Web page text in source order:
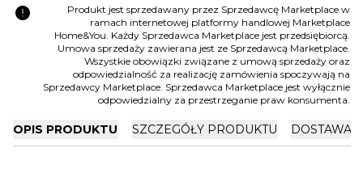
error
Produkt jest sprzedawany przez Sprzedawcę Marketplace w
ramach internetowej platformy handlowej Marketplace
Home&You. Każdy Sprzedawca Marketplace jest przedsiębiorcą.
Umowa sprzedaży zawierana jest ze Sprzedawcą Marketplace.
Wszystkie obowiązki związane z umową sprzedaży oraz
odpowiedzialność za realizację zamówienia spoczywają na
Sprzedawcy Marketplace. Sprzedawca Marketplace jest wyłącznie
odpowiedzialny za przestrzeganie praw konsumenta.
OPIS PRODUKTU SZCZEGÓŁY PRODUKTU DOSTAWA